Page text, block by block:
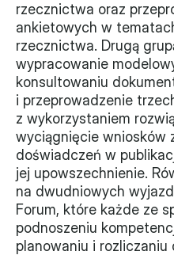
Procedura
Monitorujemy
Działania z ostatnich lat
Sprawy
Forum Dobrego Prawa
Certyfikujemy
Certyfikat
rzecznictwa oraz
ankietowych w
rzecznictwa. Drugą
wypracowanie
konsultowaniu
i przeprowadzenie
z wykorzystaniem
wyciągnięcie wniosków
doświadczeń w
jej upowszechnienie.
na dwudniowych
Forum, które każde ze
podnoszeniu
planowaniu i rozliczaniu